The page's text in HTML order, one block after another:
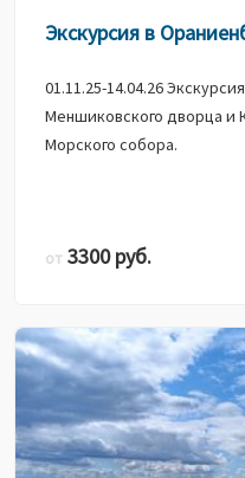
Экскурсия в
01.11.25-14.04.26
Меншиковского дворца и
Морского собора.
от 3300 руб.